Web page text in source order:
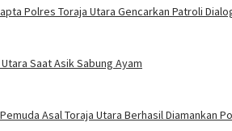
Polres Toraja Utara Gencarkan Patroli
Saat Asik Sabung Ayam
Asal Toraja Utara Berhasil Diamankan